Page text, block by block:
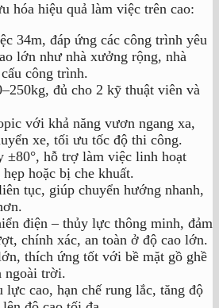
hóa hiệu quả làm việc trên cao:
34m, đáp ứng các công trình yêu
lớn như nhà xưởng rộng, nhà
công trình.
đủ cho 2 kỹ thuật viên và
với khả năng vươn ngang xa,
xe, tối ưu tốc độ thi công.
±80°, hỗ trợ làm việc linh hoạt
hoặc bị che khuất.
tục, giúp chuyển hướng nhanh,
điện – thủy lực thông minh, đảm
chính xác, an toàn ở độ cao lớn.
thích ứng tốt với bề mặt gồ ghề
ngoài trời.
lực cao, hạn chế rung lắc, tăng độ